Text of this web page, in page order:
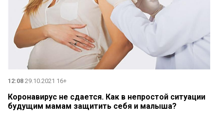
12:08 29.10.2021 16+
Коронавирус не сдается. Как в непростой ситуации
будущим мамам защитить себя и малыша?